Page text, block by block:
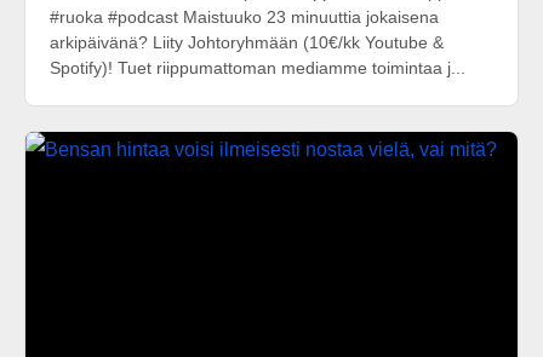
#ruoka #podcast Maistuuko 23 minuuttia jokaisena
arkipäivänä? Liity Johtoryhmään (10€/kk Youtube &
Spotify)! Tuet riippumattoman mediamme toimintaa j...